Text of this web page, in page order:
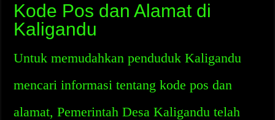
Kode Pos dan Alamat di
Kaligandu
Untuk memudahkan penduduk Kaligandu
mencari informasi tentang kode pos dan
alamat, Pemerintah Desa Kaligandu telah